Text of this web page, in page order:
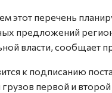
этот перечень
предложений
власти, сообщает
к подписанию
первой и